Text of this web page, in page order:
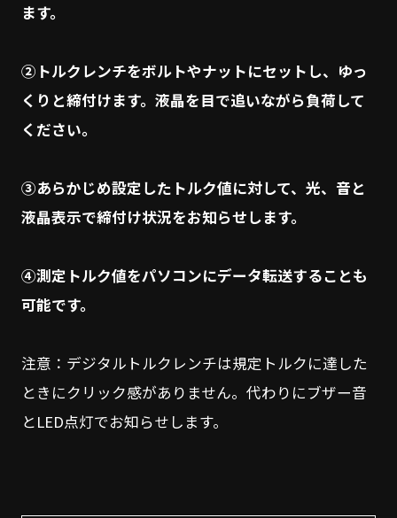
ます。
②トルクレンチをボルトやナットにセットし、ゆっ
くりと締付けます。液晶を目で追いながら負荷して
ください。
③あらかじめ設定したトルク値に対して、光、音と
液晶表示で締付け状況をお知らせします。
④測定トルク値をパソコンにデータ転送することも
可能です。
注意：デジタルトルクレンチは規定トルクに達した
ときにクリック感がありません。代わりにブザー音
とLED点灯でお知らせします。